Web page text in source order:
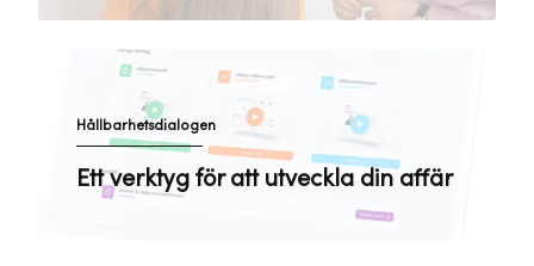
Hållbarhetsdialogen
Ett verktyg för att utveckla din affär